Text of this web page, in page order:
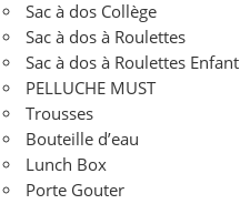
Sac à dos Collège
Sac à dos à Roulettes
Sac à dos à Roulettes Enfant
PELLUCHE MUST
Trousses
Bouteille d’eau
Lunch Box
Porte Gouter